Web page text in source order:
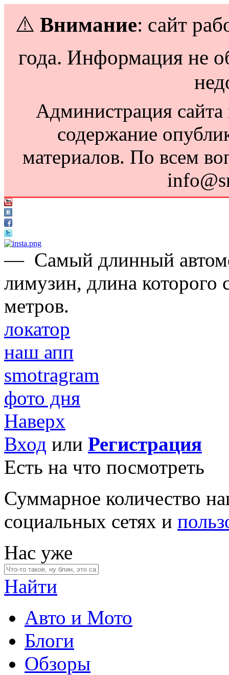
⚠️ Внимание: сайт
года. Информация не
Администрация сайта
содержание
материалов. По всем
— Самый длинный
лимузин, длина которого
метров.
локатор
наш апп
smotragram
фото дня
Наверх
Вход или Регистрация
Есть на что посмотреть
Суммарное количество
социальных сетях и
Нас уже
Найти
Авто и Мото
Блоги
Обзоры